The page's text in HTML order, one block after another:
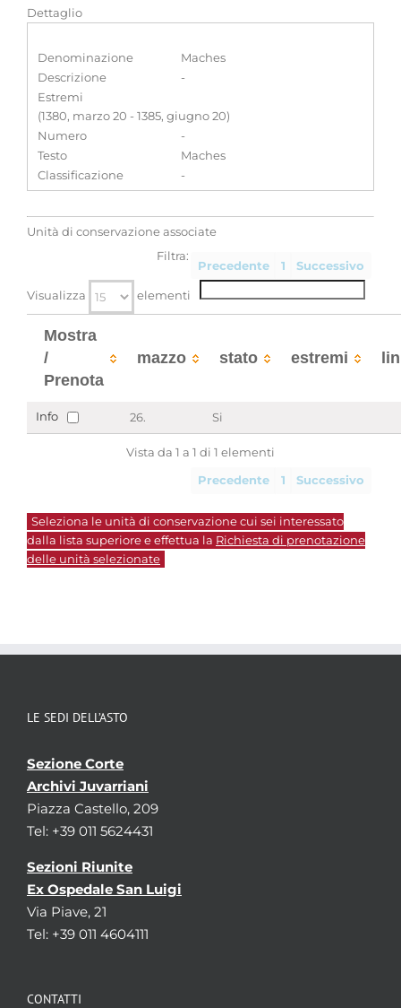
Dettaglio
Denominazione
Maches
Descrizione
-
Estremi
(1380, marzo 20 - 1385, giugno 20)
Numero
-
Testo
Maches
Classificazione
-
Unità di conservazione associate
Precedente 1 Successivo
Visualizza elementi
Filtra:
Mostra
/
Prenota
mazzo stato estremi
Info 26. Si
Vista da 1 a 1 di 1 elementi
Precedente 1 Successivo
Seleziona le unità di conservazione cui sei interessato
dalla lista superiore e effettua la Richiesta di prenotazione
delle unità selezionate
LE SEDI DELL’ASTO
Sezione Corte
Archivi Juvarriani
Piazza Castello, 209
Tel: +39 011 5624431
Sezioni Riunite
Ex Ospedale San Luigi
Via Piave, 21
Tel: +39 011 4604111
CONTATTI